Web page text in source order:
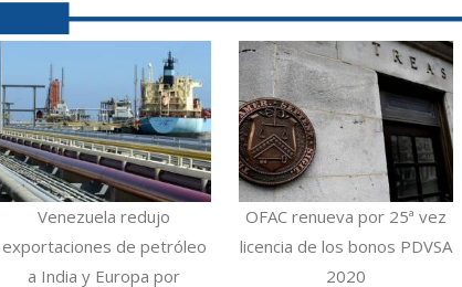
Venezuela redujo
exportaciones de petróleo
a India y Europa por
OFAC renueva por 25ª vez
licencia de los bonos PDVSA
2020